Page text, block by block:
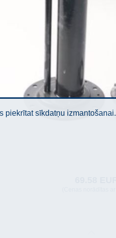
piekrītat sīkdatņu izmantošanai.